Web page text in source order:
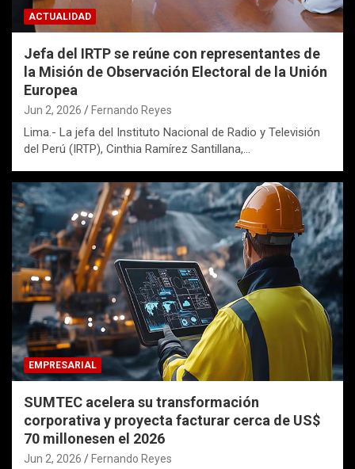
ACTUALIDAD
Jefa del IRTP se reúne con representantes de
la Misión de Observación Electoral de la Unión
Europea
Jun 2, 2026 Fernando Reyes
Lima.- La jefa del Instituto Nacional de Radio y Televisión
del Perú (IRTP), Cinthia Ramírez Santillana,…
EMPRESARIAL
SUMTEC acelera su transformación
corporativa y proyecta facturar cerca de US$
70 millonesen el 2026
Jun 2, 2026 Fernando Reyes